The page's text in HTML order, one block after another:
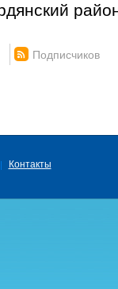
Подписчиков
Контакты